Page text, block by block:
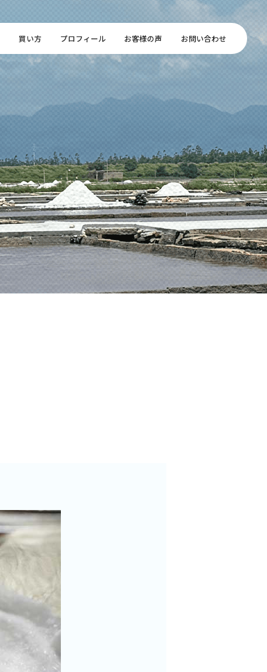
買い方 プロフィール お客様の声 お問い合わせ